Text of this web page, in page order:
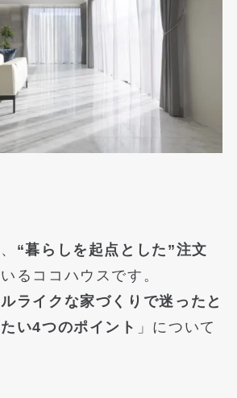
“暮らしを起点とした”注文
るココハウスです。
ライクな家づくりで迷ったと
い4つのポイント 」について